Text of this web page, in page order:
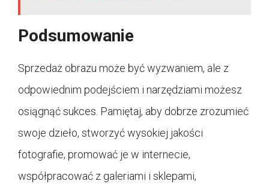
Podsumowanie
Sprzedaż obrazu może być wyzwaniem, ale z
odpowiednim podejściem i narzędziami możesz
osiągnąć sukces. Pamiętaj, aby dobrze zrozumieć
swoje dzieło, stworzyć wysokiej jakości
fotografie, promować je w internecie,
współpracować z galeriami i sklepami,